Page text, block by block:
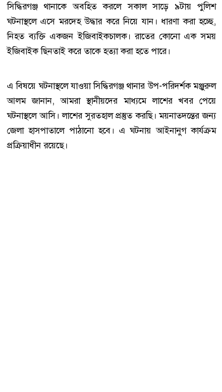
সিদ্ধিরগঞ্জ থানাকে অবহিত করলে সকাল সাড়ে ৯টায় পুলিশ
ঘটনাস্থলে এসে মরদেহ উদ্ধার করে নিয়ে যান। ধারণা করা হচ্ছে,
নিহত ব্যক্তি একজন ইজিবাইকচালক। রাতের কোনো এক সময়
ইজিবাইক ছিনতাই করে তাকে হত্যা করা হতে পারে।
এ বিষয়ে ঘটনাস্থলে যাওয়া সিদ্ধিরগঞ্জ থানার উপ-পরিদর্শক মঞ্জুরুল
আলম জানান, আমরা স্থানীয়দের মাধ্যমে লাশের খবর পেয়ে
ঘটনাস্থলে আসি। লাশের সুরতহাল প্রস্তুত করছি। ময়নাতদন্তের জন্য
জেলা হাসপাতালে পাঠানো হবে। এ ঘটনায় আইনানুগ কার্যক্রম
প্রক্রিয়াধীন রয়েছে।